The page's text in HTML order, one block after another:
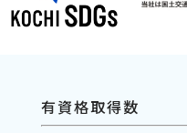
有資格取得数